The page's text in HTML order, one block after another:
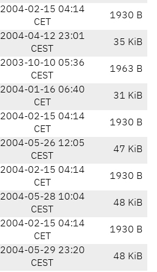
2004-02-15 04:14
CET
1930 B
2004-04-12 23:01
CEST
35 KiB
2003-10-10 05:36
CEST
1963 B
2004-01-16 06:40
CET
31 KiB
2004-02-15 04:14
CET
1930 B
2004-05-26 12:05
CEST
47 KiB
2004-02-15 04:14
CET
1930 B
2004-05-28 10:04
CEST
48 KiB
2004-02-15 04:14
CET
1930 B
2004-05-29 23:20
CEST
48 KiB